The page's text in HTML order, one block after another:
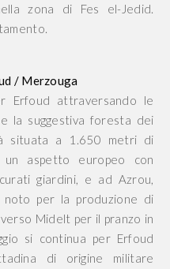
zona di Fes el-Jedid.
/ Merzouga
Erfoud attraversando le
la suggestiva foresta dei
situata a 1.650 metri di
aspetto europeo con
giardini, e ad Azrou,
noto per la produzione di
Midelt per il pranzo in
si continua per Erfoud
di origine militare